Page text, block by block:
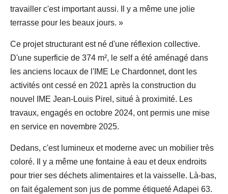
travailler c'est important aussi. Il y a même une jolie
terrasse pour les beaux jours. »
Ce projet structurant est né d'une réflexion collective.
D'une superficie de 374 m², le self a été aménagé dans
les anciens locaux de l'IME Le Chardonnet, dont les
activités ont cessé en 2021 après la construction du
nouvel IME Jean-Louis Pirel, situé à proximité. Les
travaux, engagés en octobre 2024, ont permis une mise
en service en novembre 2025.
Dedans, c'est lumineux et moderne avec un mobilier très
coloré. Il y a même une fontaine à eau et deux endroits
pour trier ses déchets alimentaires et la vaisselle. Là-bas,
on fait également son jus de pomme étiqueté Adapei 63.